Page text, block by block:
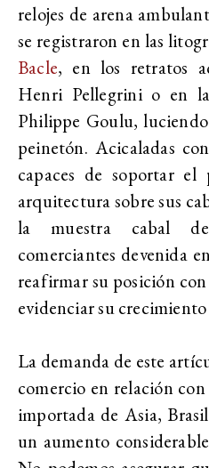
relojes de arena
se registraron en las
Bacle, en los retratos
Henri Pellegrini o en
Philippe Goulu,
peinetón. Acicaladas
capaces de soportar el
arquitectura sobre sus
la muestra cabal
comerciantes devenida
reafirmar su posición
evidenciar su
La demanda de este
comercio en relación
importada de Asia,
un aumento